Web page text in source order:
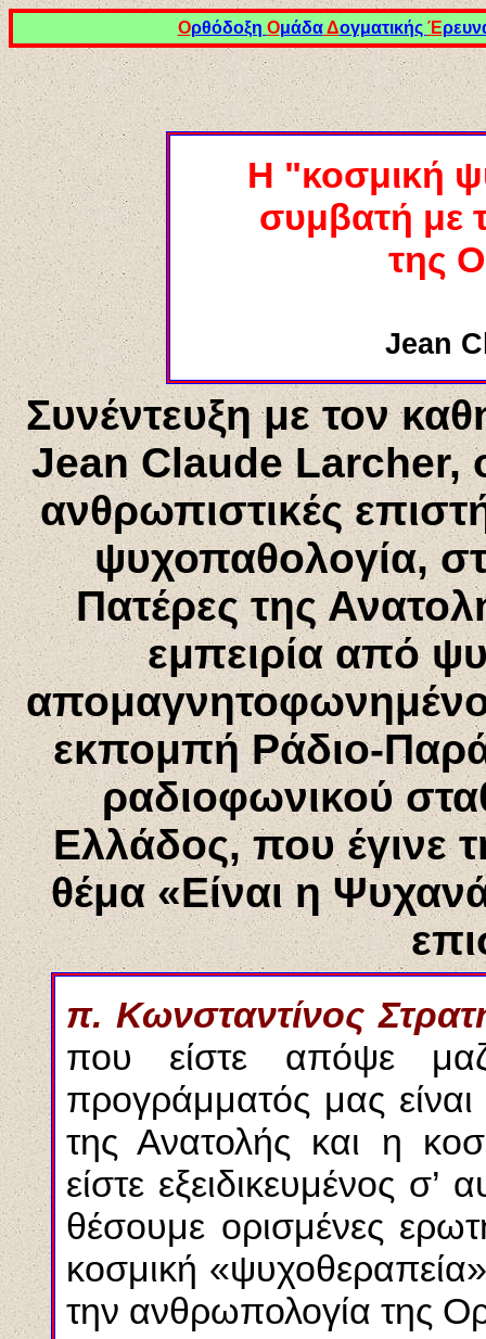
Ορθόδοξη ΟμάδαΔογματικής Έ
Η "κοσμική
συμβατή με
της
Jean
Συνέντευξη με τον
Jean Claude Larcher,
ανθρωπιστικές
ψυχοπαθολογία,
Πατέρες της
εμπειρία από
εκπομπή Ράδιο-
ραδιοφωνικού
Ελλάδος, που έγινε
θέμα «Είναι η
π. Κωνσταντίνος
που είστε απόψε
προγράμματός μας
της Ανατολής και η
είστε εξειδικευμένος
θέσουμε ορισμένες
κοσμική
την ανθρωπολογία της